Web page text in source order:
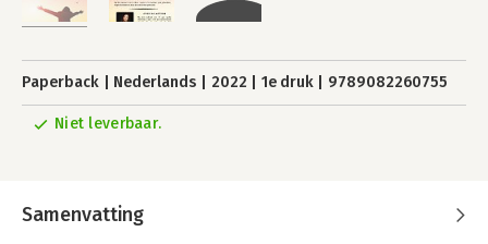
Paperback Nederlands 2022 1e druk 9789082260755
Niet leverbaar.
Samenvatting